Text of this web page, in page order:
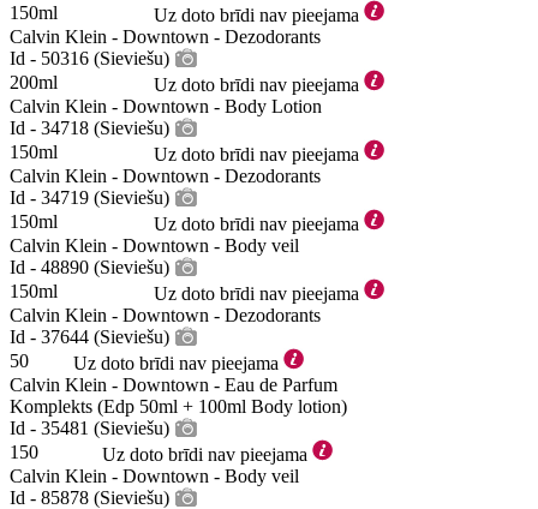
150ml
Uz doto brīdi nav pieejama
Calvin Klein - Downtown - Dezodorants
Id - 50316 (Sieviešu)
200ml
Uz doto brīdi nav pieejama
Calvin Klein - Downtown - Body Lotion
Id - 34718 (Sieviešu)
150ml
Uz doto brīdi nav pieejama
Calvin Klein - Downtown - Dezodorants
Id - 34719 (Sieviešu)
150ml
Uz doto brīdi nav pieejama
Calvin Klein - Downtown - Body veil
Id - 48890 (Sieviešu)
150ml
Uz doto brīdi nav pieejama
Calvin Klein - Downtown - Dezodorants
Id - 37644 (Sieviešu)
50
Uz doto brīdi nav pieejama
Calvin Klein - Downtown - Eau de Parfum
Komplekts (Edp 50ml + 100ml Body lotion)
Id - 35481 (Sieviešu)
150
Uz doto brīdi nav pieejama
Calvin Klein - Downtown - Body veil
Id - 85878 (Sieviešu)